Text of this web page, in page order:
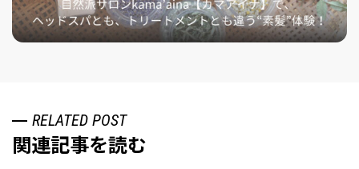
RELATED POST
関連記事を読む